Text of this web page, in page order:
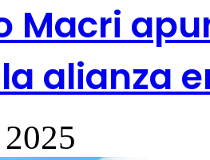
Macri
alianza